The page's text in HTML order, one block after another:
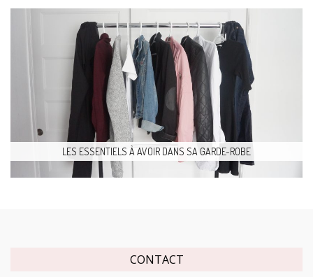
LES ESSENTIELS À AVOIR DANS SA GARDE-ROBE
CONTACT